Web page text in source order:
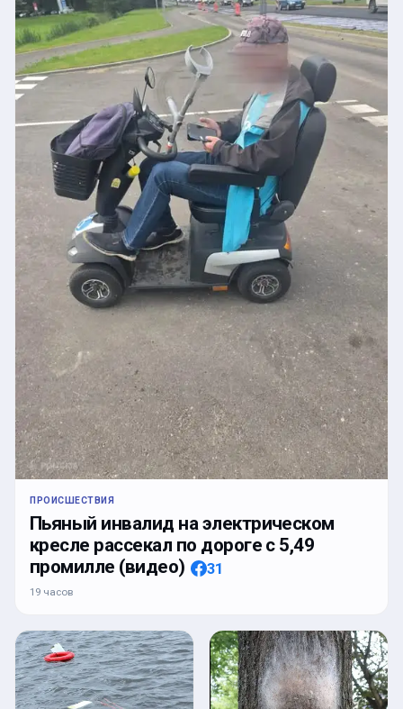
ПРОИСШЕСТВИЯ
Пьяный инвалид на электрическом
кресле рассекал по дороге с 5,49
промилле (видео)
31
19 часов